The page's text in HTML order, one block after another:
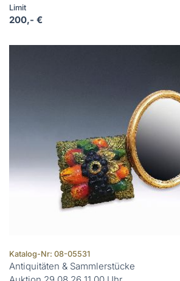
Limit
200,- €
Katalog-Nr: 08-05531
Antiquitäten & Sammlerstücke